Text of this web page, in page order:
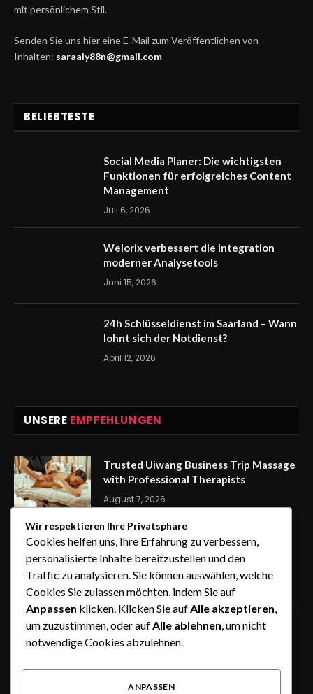
mit persönlichem Stil.
Senden Sie uns hier eine E-Mail zum Veröffentlichen von
Inhalten: saraaly88n@gmail.com
BELIEBTESTE
Social Media Planer: Die wichtigsten
Funktionen für erfolgreiches Content
Management
Juli 6, 2026
Welorix verbessert die Integration
moderner Analysetools
Juni 15, 2026
24h Schlüsseldienst im Saarland – Wann
lohnt sich der Notdienst?
April 12, 2026
UNSERE EMPFEHLUNGEN
Trusted Uiwang Business Trip Massage
with Professional Therapists
August 7, 2026
express Kennzeichen für eine
stressfreie Auto Anmeldung von
zuhause
August 7, 2026
How the Wheel of Names Makes
Student Selection Fair, Fast, and
Wir respektieren Ihre Privatsphäre
Cookies helfen uns, Ihre Erfahrung zu verbessern,
personalisierte Inhalte bereitzustellen und den
Traffic zu analysieren. Sie können auswählen, welche
Cookies Sie zulassen möchten, indem Sie auf
Anpassen klicken. Klicken Sie aufAlle akzeptieren,
um zuzustimmen, oder aufAlle ablehnen, um nicht
notwendige Cookies abzulehnen.
ANPASSEN